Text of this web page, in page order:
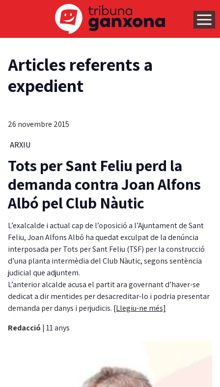
Articles referents a
expedient
26 novembre 2015
ARXIU
Tots per Sant Feliu perd la
demanda contra Joan Alfons
Albó pel Club Nàutic
L’exalcalde i actual cap de l’oposició a l’Ajuntament de Sant
Feliu, Joan Alfons Albó ha quedat exculpat de ladenúncia
interposada per Tots per Sant Feliu (TSF) per la construcció
d’una planta intermèdia del Club Nàutic, segons sentència
judicial que adjuntem.
L’anterior alcalde acusa el partit ara governant d’haver-se
dedicat a dir mentides per desacreditar-lo i podria presentar
demanda per danys i perjudicis. [Llegiu-ne més]
Redacció | 11 anys